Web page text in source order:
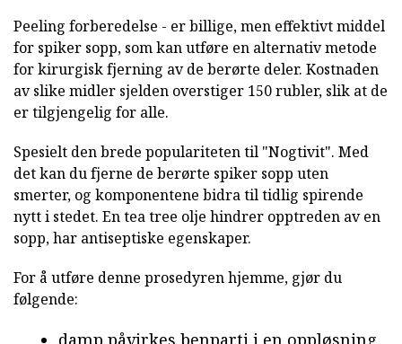
Peeling forberedelse - er billige, men effektivt middel
for spiker sopp, som kan utføre en alternativ metode
for kirurgisk fjerning av de berørte deler. Kostnaden
av slike midler sjelden overstiger 150 rubler, slik at de
er tilgjengelig for alle.
Spesielt den brede populariteten til "Nogtivit". Med
det kan du fjerne de berørte spiker sopp uten
smerter, og komponentene bidra til tidlig spirende
nytt i stedet. En tea tree olje hindrer opptreden av en
sopp, har antiseptiske egenskaper.
For å utføre denne prosedyren hjemme, gjør du
følgende:
damp påvirkes benparti i en oppløsning